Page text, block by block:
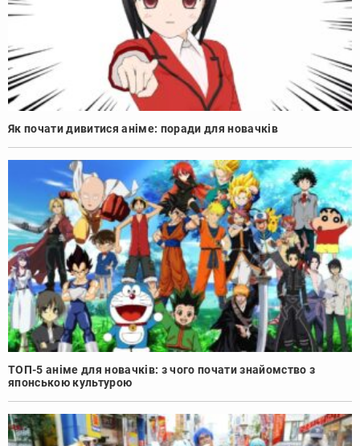
Як почати дивитися аніме: поради для новачків
ТОП-5 аніме для новачків: з чого почати знайомство з
японською культурою